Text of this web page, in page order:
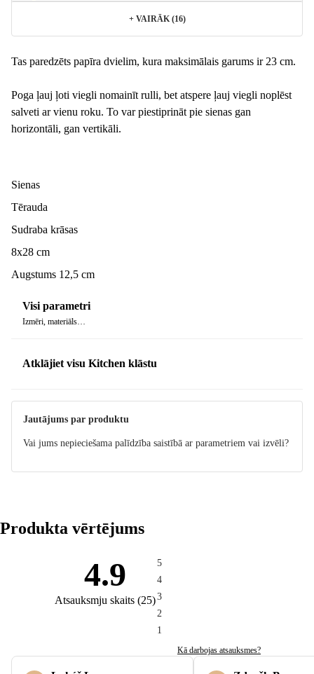
+ VAIRĀK (16)
Tas paredzēts papīra dvielim, kura maksimālais garums ir 23 cm.
Poga ļauj ļoti viegli nomainīt rulli, bet atspere ļauj viegli noplēst
salveti ar vienu roku. To var piestiprināt pie sienas gan
horizontāli, gan vertikāli.
Sienas
Tērauda
Sudraba krāsas
8x28 cm
Augstums 12,5 cm
Visi parametri
Izmēri, materiāls…
Atklājiet visu Kitchen klāstu
Jautājums par produktu
Vai jums nepieciešama palīdzība saistībā ar parametriem vai izvēli?
Produkta vērtējums
4.9
Atsauksmju skaits (25)
5
4
3
2
1
Kā darbojas atsauksmes?